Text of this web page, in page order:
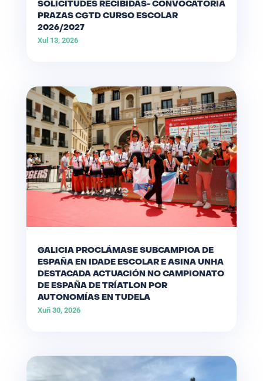
SOLICITUDES RECIBIDAS- CONVOCATORIA
PRAZAS CGTD CURSO ESCOLAR
2026/2027
Xul 13, 2026
GALICIA PROCLÁMASE SUBCAMPIOA DE
ESPAÑA EN IDADE ESCOLAR E ASINA UNHA
DESTACADA ACTUACIÓN NO CAMPIONATO
DE ESPAÑA DE TRÍATLON POR
AUTONOMÍAS EN TUDELA
Xuñ 30, 2026